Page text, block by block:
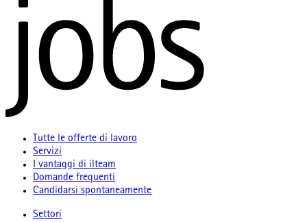
Tutte le offerte di lavoro
Servizi
I vantaggi di ilteam
Domande frequenti
Candidarsi spontaneamente
Settori